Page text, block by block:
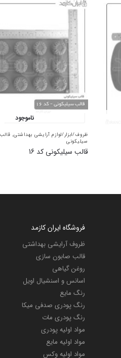
ناموجود
ظروف/ابزار/لوازم آرایشی بهداشتی,
سیلیکونی
قالب سیلیکونی کد 16
فروشگاه ایران کازمد
ظروف آرایشی بهداشتی
قالب صابون سازی
روغن گیاهی
اسانس و اسنشیال اویل
رنگ مایع
رنگ پودری صدفی میکا
رنگ پودری مات
مواد اولیه پودری
مواد اولیه مایع
مواد اولیه وکس